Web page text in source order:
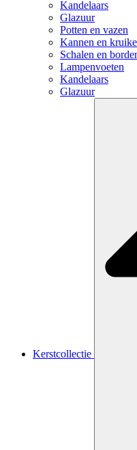
Kandelaars
Glazuur
Potten en vazen
Kannen en
Schalen en
Lampenvoeten
Kandelaars
Glazuur
Kerstcollectie